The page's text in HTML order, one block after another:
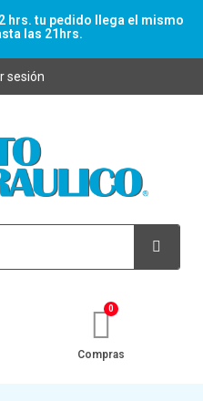
hrs. tu pedido llega el mismo
las 21hrs.
sesión
Compras